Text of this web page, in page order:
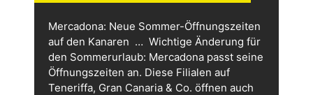
Mercadona: Neue Sommer-Öffnungszeiten
auf den Kanaren … Wichtige Änderung für
den Sommerurlaub: Mercadona passt seine
Öffnungszeiten an. Diese Filialen auf
Teneriffa, Gran Canaria & Co. öffnen auch